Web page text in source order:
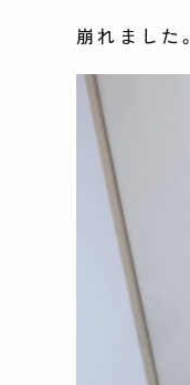
崩れました。